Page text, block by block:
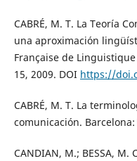
CABRÉ, M. T. La Teoría
una aproximación
Française de
15, 2009. DOI https://
CABRÉ, M. T. La
comunicación.
CANDIAN, M.; BESSA,